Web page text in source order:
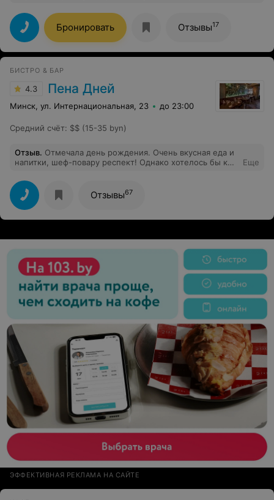
профессионализм, доброту, внимание. Искренне
желаю ей здоровья, удачи, счастья, успехов в
нелегком труде. Спасибо всему вашему коллективу.
Вы сделали наш день радостным и приятным.
Бронировать Отзывы17
БИСТРО & БАР
4.3 Пена Дней
Минск, ул. Интернациональная, 23 до 23:00
Средний счёт: $$ (15-35 byn)
Отзыв. Отмечала день рождения. Очень вкусная еда и
напитки, шеф-повару респект! Однако хотелось бы к
вечером (!) некоторых блюд не было в наличии,
десерт крем-брюле был всего в одном экземпляре.
Официант ничего не смог рассказать о блюде - очень
жаль. Для именинника не предусмотрен комплимент.
Помещение настолько маленькое, что его
впечатление: мастерство шеф-повара и дизайнера
выходят за рамки этой кафешечки. Стоимость вечера
завышена для этого места.
Еще
Отзывы67
ЭФФЕКТИВНАЯ РЕКЛАМА НА САЙТЕ